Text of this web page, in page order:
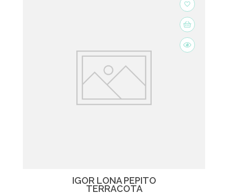
favorite_border
IGOR LONA PEPITO
TERRACOTA